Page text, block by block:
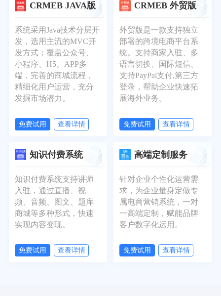
CRMEB JAVA版
系统采用Java技术分层开
发，选用主流的MVC开
发方式；覆盖公众号、
小程序、H5、APP多
端，完善的商城流程，
精细化用户运营，充分
发掘市场潜力。
免费试用 查看详情
CRMEB 外贸版
外贸版是一款支持独立
部署的跨境电商平台系
统。支持商家入驻、多
语言切换、国际短信、
支持PayPal支付,第三方
登录，帮助企业快速拓
展海外业务。
免费试用 查看详情
知识付费系统
知识付费系统支持讲师
入驻，通过直播、视
频、音频、图文、题库
商城等多种形式，快速
实现内容变现。
免费试用 查看详情
高端定制服务
针对企业个性化运营需
求，为企业量身定做专
属电商营销系统，一对
一高端定制，赋能品牌
客户数字化运用。
免费试用 查看详情